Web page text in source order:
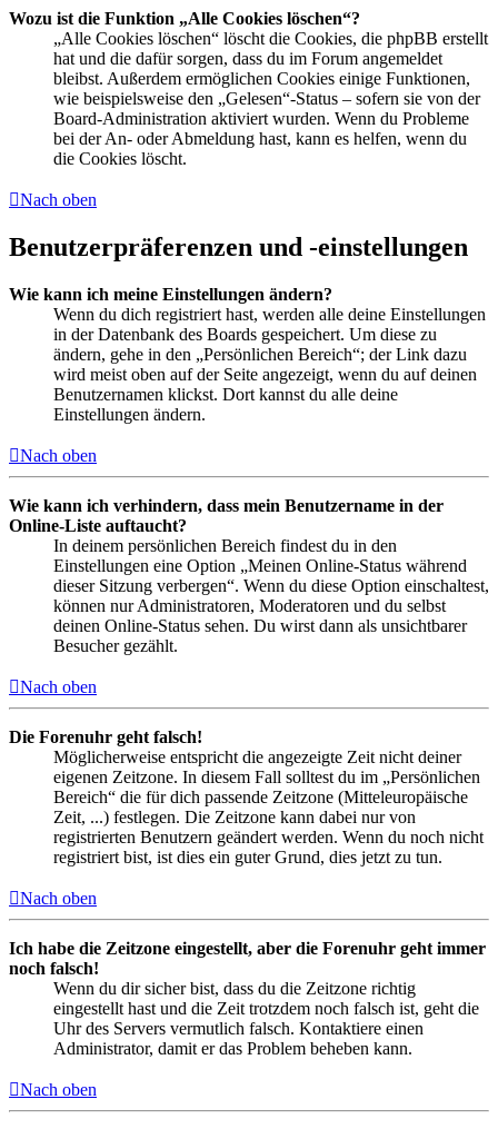
Wozu ist die Funktion „Alle Cookies löschen“?
„Alle Cookies löschen“ löscht die Cookies, die phpBB erstellt
hat und die dafür sorgen, dass du im Forum angemeldet
bleibst. Außerdem ermöglichen Cookies einige Funktionen,
wie beispielsweise den „Gelesen“-Status – sofern sie von der
Board-Administration aktiviert wurden. Wenn du Probleme
bei der An- oder Abmeldung hast, kann es helfen, wenn du
die Cookies löscht.
Nach oben
Benutzerpräferenzen und -einstellungen
Wie kann ich meine Einstellungen ändern?
Wenn du dich registriert hast, werden alle deine Einstellungen
in der Datenbank des Boards gespeichert. Um diese zu
ändern, gehe in den „Persönlichen Bereich“; der Link dazu
wird meist oben auf der Seite angezeigt, wenn du auf deinen
Benutzernamen klickst. Dort kannst du alle deine
Einstellungen ändern.
Nach oben
Wie kann ich verhindern, dass mein Benutzername in der
Online-Liste auftaucht?
In deinem persönlichen Bereich findest du in den
Einstellungen eine Option „Meinen Online-Status während
dieser Sitzung verbergen“. Wenn du diese Option einschaltest,
können nur Administratoren, Moderatoren und du selbst
deinen Online-Status sehen. Du wirst dann als unsichtbarer
Besucher gezählt.
Nach oben
Die Forenuhr geht falsch!
Möglicherweise entspricht die angezeigte Zeit nicht deiner
eigenen Zeitzone. In diesem Fall solltest du im „Persönlichen
Bereich“ die für dich passende Zeitzone (Mitteleuropäische
Zeit, ...) festlegen. Die Zeitzone kann dabei nur von
registrierten Benutzern geändert werden. Wenn du noch nicht
registriert bist, ist dies ein guter Grund, dies jetzt zu tun.
Nach oben
Ich habe die Zeitzone eingestellt, aber die Forenuhr geht immer
noch falsch!
Wenn du dir sicher bist, dass du die Zeitzone richtig
eingestellt hast und die Zeit trotzdem noch falsch ist, geht die
Uhr des Servers vermutlich falsch. Kontaktiere einen
Administrator, damit er das Problem beheben kann.
Nach oben